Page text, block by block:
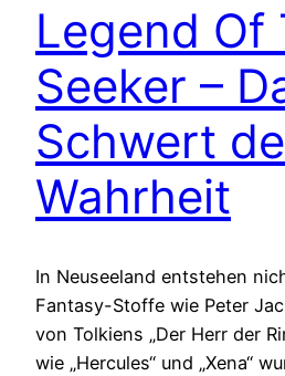
Legend Of
Seeker –
Schwert
Wahrheit
In Neuseeland entstehen
Fantasy-Stoffe wie Peter
von Tolkiens „Der Herr der
wie „Hercules“ und „Xena“